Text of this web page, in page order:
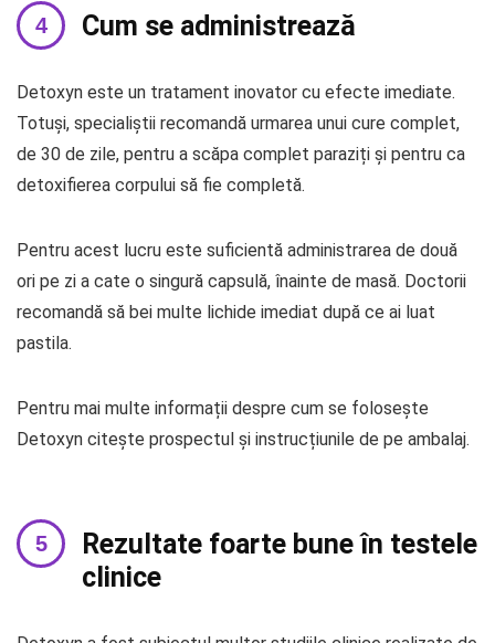
Cum se administrează
Detoxyn este un tratament inovator cu efecte imediate.
Totuși, specialiștii recomandă urmarea unui cure complet,
de 30 de zile, pentru a scăpa complet paraziți și pentru ca
detoxifierea corpului să fie completă.
Pentru acest lucru este suficientă administrarea de două
ori pe zi a cate o singură capsulă, înainte de masă. Doctorii
recomandă să bei multe lichide imediat după ce ai luat
pastila.
Pentru mai multe informații despre cum se folosește
Detoxyn citește prospectul și instrucțiunile de pe ambalaj.
Rezultate foarte bune în testele
clinice